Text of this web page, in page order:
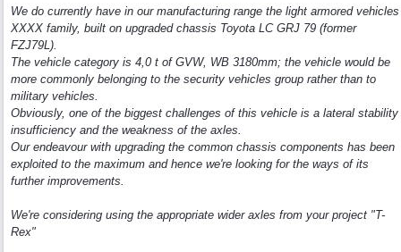
We do currently have in our manufacturing range the light armored vehicles
XXXX family, built on upgraded chassis Toyota LC GRJ 79 (former
FZJ79L).
The vehicle category is 4,0 t of GVW, WB 3180mm; the vehicle would be
more commonly belonging to the security vehicles group rather than to
military vehicles.
Obviously, one of the biggest challenges of this vehicle is a lateral stability
insufficiency and the weakness of the axles.
Our endeavour with upgrading the common chassis components has been
exploited to the maximum and hence we're looking for the ways of its
further improvements.
We're considering using the appropriate wider axles from your project "T-
Rex"